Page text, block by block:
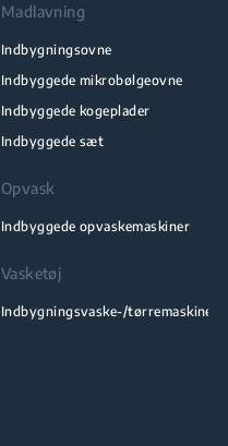
Madlavning
Indbygningsovne
Indbyggede mikrobølgeovne
Indbyggede kogeplader
Indbyggede sæt
Opvask
Indbyggede opvaskemaskiner
Vasketøj
Indbygningsvaske-/tørremaskiner